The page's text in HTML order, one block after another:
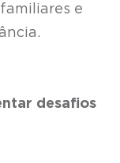
e
desafios